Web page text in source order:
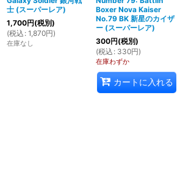
士 (スーパーレア)
1,700円(税別)
(税込 : 1,870円)
在庫なし
Boxer Nova Kaiser
No.79 BK 新星のカイザ
ー (スーパーレア)
300円(税別)
(税込 : 330円)
在庫わずか
カートに入れる